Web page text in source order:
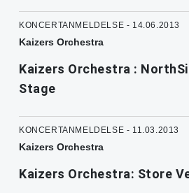
KONCERTANMELDELSE - 14.06.2013
Kaizers Orchestra
Kaizers Orchestra :
Stage
KONCERTANMELDELSE - 11.03.2013
Kaizers Orchestra
Kaizers Orchestra: Store